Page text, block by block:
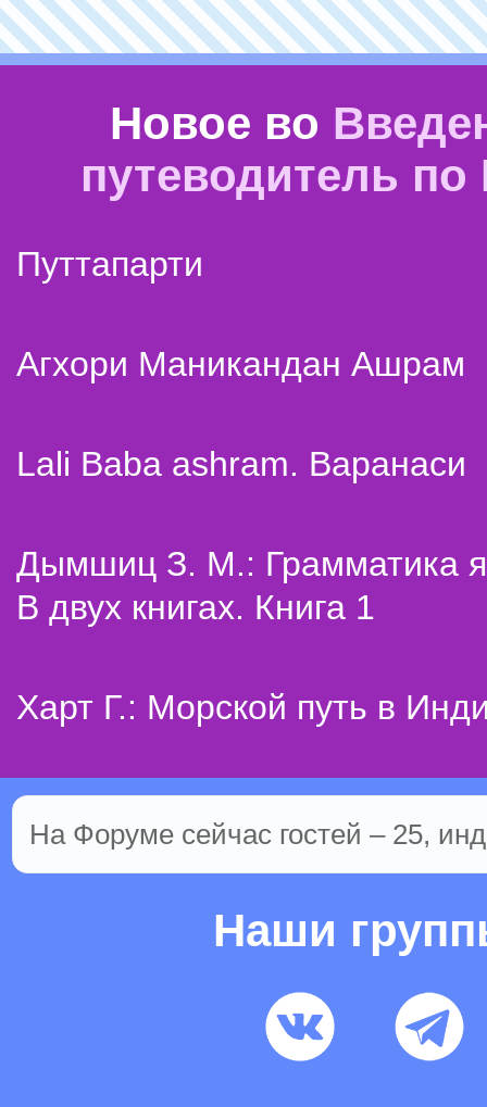
Новое во
путеводитель
Путтапарти
Агхори Маникандан Ашрам
Lali Baba ashram. Варанаси
Дымшиц З. М.: Грамматика
В двух книгах. Книга 1
Харт Г.: Морской путь в
На Форуме сейчас гостей – 25,
Наши